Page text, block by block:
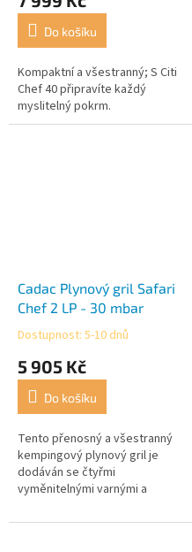
Do košíku
Kompaktní a všestranný; S Citi
Chef 40 připravíte každý
myslitelný pokrm.
Cadac Plynový gril Safari
Chef 2 LP - 30 mbar
Průměrné
produktu
5,0
5
hvězdiček.
Dostupnost: 5-10 dnů
5 905 Kč
Do košíku
Tento přenosný a všestranný
kempingový plynový gril je
dodáván se čtyřmi
vyměnitelnými varnými a